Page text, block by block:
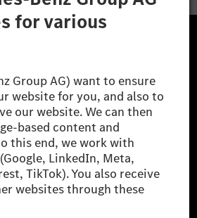
Group AG (former Daimler AG) is
successful automotive
Benz AG, we are one of
of premium and luxury
Benz Mobility AG offers
car subscription and car rental,
digital services for charging and
brokerage, as well as innovative